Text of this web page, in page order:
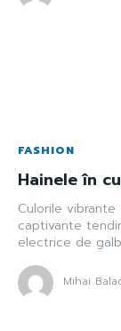
FASHION
Hainele în
Culorile
captivante
electrice de
Mihai